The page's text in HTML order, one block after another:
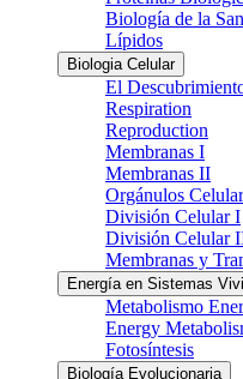
Biología de la
Lípidos
Biologia Celular
El
Respiration
Reproduction
Membranas I
Membranas II
Orgánulos
División Celular I
División Celular
Membranas y
Energía en Sistemas
Metabolismo
Energy
Fotosíntesis
Biología Evolucionaria